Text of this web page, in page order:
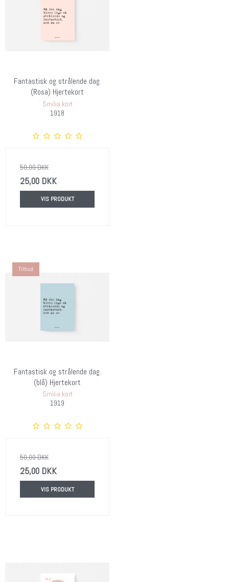
Fantastisk og strålende dag.
(Rosa) Hjertekort
Smilia kort
1918
50,00 DKK
25,00 DKK
VIS PRODUKT
Tilbud
Fantastisk og strålende dag.
(blå) Hjertekort
Smilia kort
1919
50,00 DKK
25,00 DKK
VIS PRODUKT